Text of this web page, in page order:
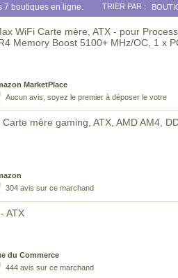
7 boutiques en ligne. TRIER PAR :
WiFi Carte mère, ATX - pour
Memory Boost 5100+ MHz/OC, 1 x
MarketPlace
Aucun avis, soyez le premier à déposer le votre
mère gaming, ATX, AMD AM4,
304 avis sur ce marchand
ATX
du Commerce
444 avis sur ce marchand